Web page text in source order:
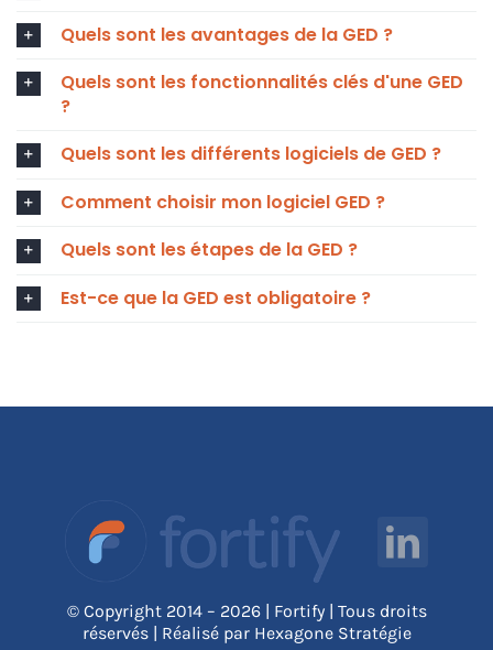
Quels sont les avantages de la GED ?
Quels sont les fonctionnalités clés d'une GED
?
Quels sont les différents logiciels de GED ?
Comment choisir mon logiciel GED ?
Quels sont les étapes de la GED ?
Est-ce que la GED est obligatoire ?
© Copyright 2014 – 2026 | Fortify | Tous droits
réservés | Réalisé par Hexagone Stratégie